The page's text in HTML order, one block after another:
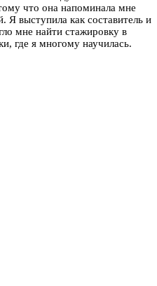
что она напоминала мне
Я выступила как составитель и
мне найти стажировку в
где я многому научилась.